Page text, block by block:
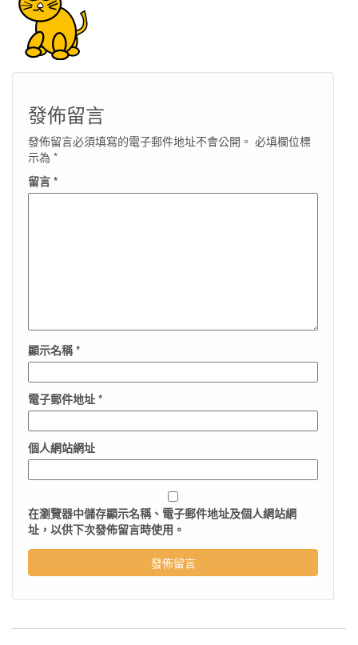
發佈留言
發佈留言必須填寫的電子郵件地址不會公開。 必填欄位標
示為 *
留言 *
顯示名稱*
電子郵件地址 *
個人網站網址
在瀏覽器中儲存顯示名稱、電子郵件地址及個人網站網
址，以供下次發佈留言時使用。